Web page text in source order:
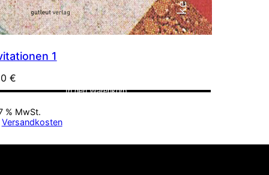
1
€
In den Warenkorb
% MwSt.
Versandkosten